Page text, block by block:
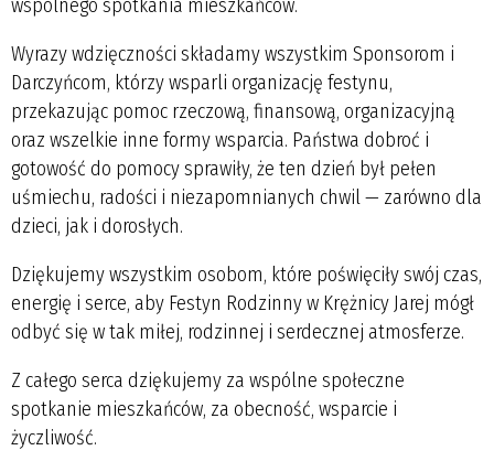
wspólnego spotkania mieszkańców.
Wyrazy wdzięczności składamy wszystkim Sponsorom i
Darczyńcom, którzy wsparli organizację festynu,
przekazując pomoc rzeczową, finansową, organizacyjną
oraz wszelkie inne formy wsparcia. Państwa dobroć i
gotowość do pomocy sprawiły, że ten dzień był pełen
uśmiechu, radości i niezapomnianych chwil — zarówno dla
dzieci, jak i dorosłych.
Dziękujemy wszystkim osobom, które poświęciły swój czas,
energię i serce, aby Festyn Rodzinny w Krężnicy Jarej mógł
odbyć się w tak miłej, rodzinnej i serdecznej atmosferze.
Z całego serca dziękujemy za wspólne społeczne
spotkanie mieszkańców, za obecność, wsparcie i
życzliwość.